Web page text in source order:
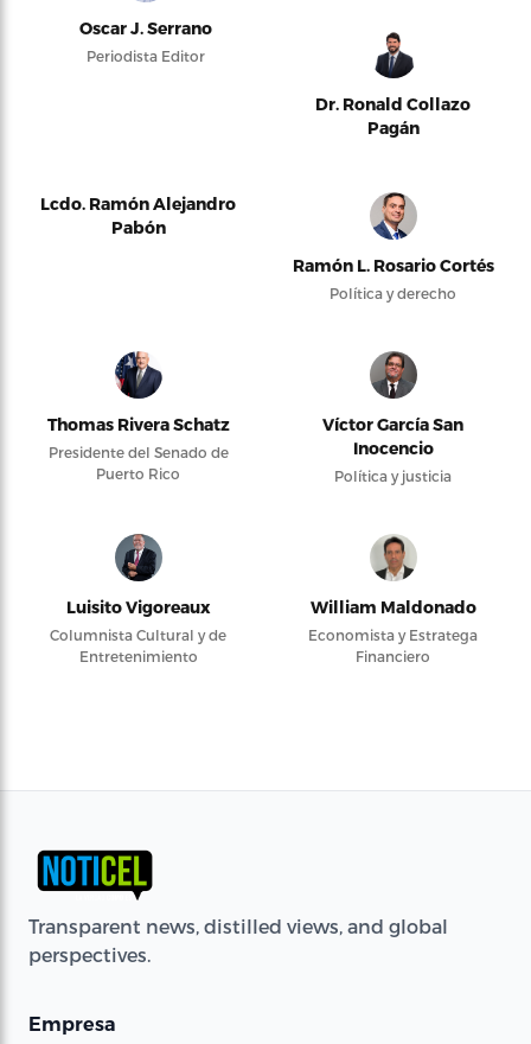
Oscar J. Serrano
Periodista Editor
Dr. Ronald Collazo
Pagán
Lcdo. Ramón Alejandro
Pabón
Ramón L. Rosario Cortés
Política y derecho
Thomas Rivera Schatz
Presidente del Senado de
Puerto Rico
Víctor García San
Inocencio
Política y justicia
Luisito Vigoreaux
Columnista Cultural y de
Entretenimiento
William Maldonado
Economista y Estratega
Financiero
Transparent news, distilled views, and global
perspectives.
Empresa